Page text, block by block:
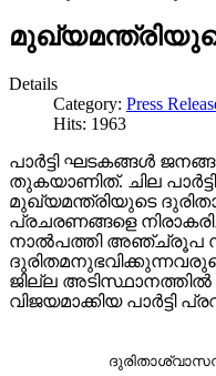
Details
Category: Press
Hits: 1963
പാർട്ടി ഘടകങ്ങൾ
തുകയാണിത്. ചില
മുഖ്യമന്ത്രിയുടെ
പ്രചരണങ്ങളെ
നാൽപത്തി അഞ്ച്‌രൂപ
ജില്ല
വിജയമാക്കിയ